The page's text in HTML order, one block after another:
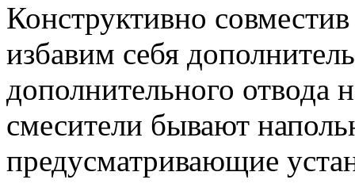
Конструктивно
избавим себя
дополнительного отвода
смесители бывают
предусматривающие